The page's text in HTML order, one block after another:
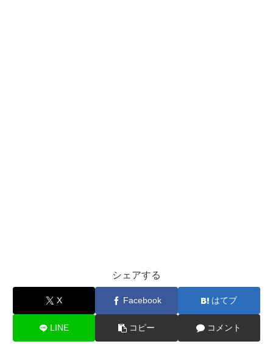
シェアする
X Facebook はてブ
LINE コピー コメント